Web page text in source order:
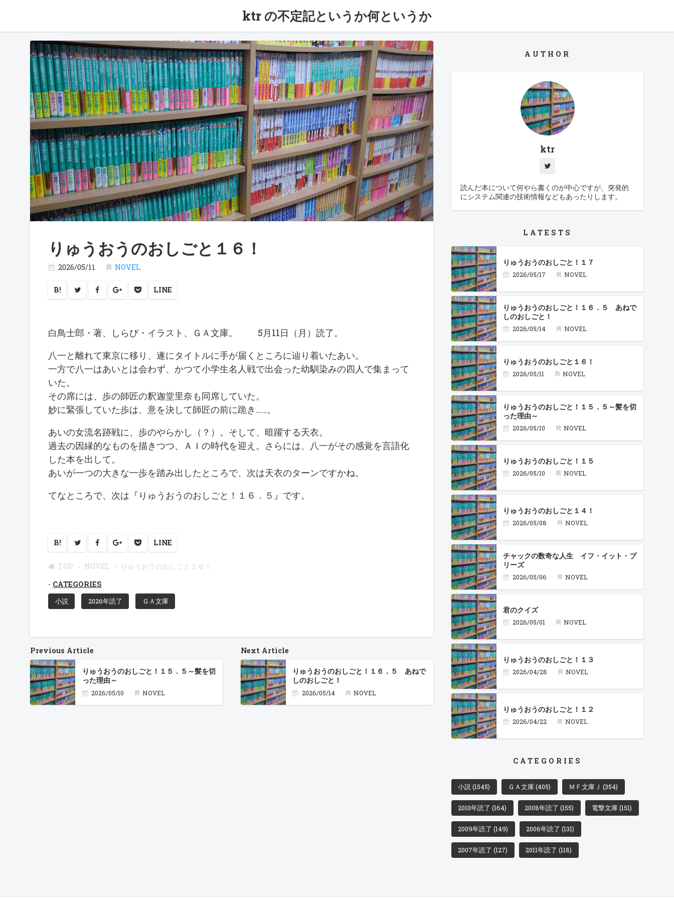
ktr の不定記というか何というか
りゅうおうのおしごと１６！
2026/05/11 NOVEL
B! LINE
白鳥士郎・著、しらび・イラスト、ＧＡ文庫。 5月11日（月）読了。
八一と離れて東京に移り、遂にタイトルに手が届くところに辿り着いたあい。
一方で八一はあいとは会わず、かつて小学生名人戦で出会った幼馴染みの四人で集まって
いた。
その席には、歩の師匠の釈迦堂里奈も同席していた。
妙に緊張していた歩は、意を決して師匠の前に跪き……。
あいの女流名跡戦に、歩のやらかし（？）。そして、暗躍する天衣。
過去の因縁的なものを描きつつ、ＡＩの時代を迎え。さらには、八一がその感覚を言語化
した本を出して。
あいが一つの大きな一歩を踏み出したところで、次は天衣のターンですかね。
てなところで、次は『りゅうおうのおしごと！１６．５』です。
B! LINE
TOP NOVEL
りゅうおうのおしごと１６！
CATEGORIES
小説 2026年読了 ＧＡ文庫
Previous Article
りゅうおうのおしごと！１５．５～髪を切
った理由～
2026/05/10 NOVEL
Next Article
りゅうおうのおしごと！１６．５ あねで
しのおしごと！
2026/05/14 NOVEL
AUTHOR
ktr
読んだ本について何やら書くのが中心ですが、突発的
にシステム関連の技術情報などもあったりします。
LATESTS
りゅうおうのおしごと！１７
2026/05/17 NOVEL
りゅうおうのおしごと！１６．５ あねで
しのおしごと！
2026/05/14 NOVEL
りゅうおうのおしごと１６！
2026/05/11 NOVEL
りゅうおうのおしごと！１５．５～髪を切
った理由～
2026/05/10 NOVEL
りゅうおうのおしごと！１５
2026/05/10 NOVEL
りゅうおうのおしごと１４！
2026/05/08 NOVEL
チャックの数奇な人生 イフ・イット・ブ
リーズ
2026/05/06 NOVEL
君のクイズ
2026/05/01 NOVEL
りゅうおうのおしごと！１３
2026/04/28 NOVEL
りゅうおうのおしごと！１２
2026/04/22 NOVEL
CATEGORIES
小説(1545) ＧＡ文庫(405) ＭＦ文庫Ｊ(354)
2010年読了(164) 2008年読了(155) 電撃文庫(151)
2009年読了(149) 2006年読了(131)
2007年読了(127) 2011年読了(118)